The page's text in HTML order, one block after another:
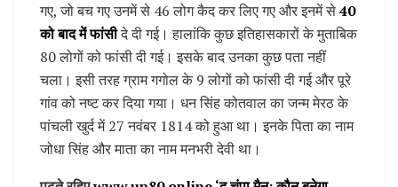
गए, जो बच गए उनमें से 46 लोग कैद कर लिए गए और इनमें से40
को बाद में फांसीदे दी गई। हालांकि कुछ इतिहासकारों के मुताबिक
80 लोगों को फांसी दी गई। इसके बाद उनका कुछ पता नहीं
चला। इसी तरह ग्राम गगोल के 9 लोगों को फांसी दी गई और पूरे
गांव को नष्ट कर दिया गया। धन सिंह कोतवाल का जन्म मेरठ के
पांचली खुर्द में 27 नवंबर 1814 को हुआ था। इनके पिता का नाम
जोधा सिंह और माता का नाम मनभरी देवी था।